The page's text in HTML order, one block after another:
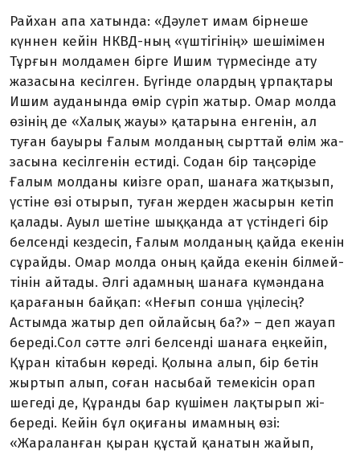
Райхан апа хатында: «Дәулет имам бірнеше
күннен кейін НКВД-ның «үштігінің» шешімімен
Тұр­ғын молдамен бірге Ишим түр­ме­сінде ату
жазасына кесілген. Бү­­­гінде олардың ұрпақтары
Ишим ауданында өмір сүріп жатыр. Омар молда
өзінің де «Халық жауы» қа­тарына енгенін, ал
туған бауыры Ға­лым молданың сырттай өлім жа­
засына кесілгенін естиді. Содан бір таңсәріде
Ғалым молданы киіз­ге орап, шанаға жатқызып,
үс­тіне өзі отырып, туған жерден жа­сырын кетіп
қалады. Ауыл ше­тіне шыққанда ат үстіндегі бір
бел­сенді кездесіп, Ғалым молда­ның қайда екенін
сұрайды. Омар мол­да оның қайда екенін білмей­
ті­нін айтады. Әлгі адамның шана­ға күмәндана
қарағанын байқап: «Неғып сонша үңілесің?
Астымда жатыр деп ойлайсың ба?» – деп жауап
береді.Сол сәтте әлгі бел­сен­ді шанаға еңкейіп,
Құран кіта­бын көреді. Қолына алып, бір бе­тін
жыртып алып, соған насы­бай темекісін орап
шегеді де, Құ­ран­ды бар күшімен лақтырып жі­
береді. Кейін бұл оқиғаны имам­ның өзі:
«Жараланған қыран құс­тай қанатын жайып,